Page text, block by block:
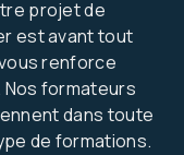
projet de
est avant tout
renforce
formateurs
dans toute
de formations.